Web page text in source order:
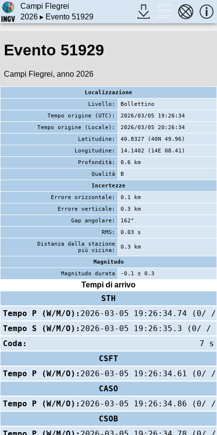
Campi Flegrei
2026▸ Evento 51929
Evento 51929
Campi Flegrei, anno 2026
Localizzazione
Livello:
Bollettino
Tempo origine (UTC):
2026/03/05 19:26:34
Tempo origine (Locale):
2026/03/05 20:26:34
Latitudine:
40.8327 (40N 49.96)
Longitudine:
14.1402 (14E 08.41)
Profondità:
0.6 km
Qualità
B
Incertezze
Errore orizzontale:
0.1 km
Errore verticale:
0.3 km
Gap angolare:
162°
RMS:
0.03 s
Distanza dalla stazione
più vicina:
0.3 km
Magnitudo
Magnitudo durata
-0.1 ± 0.3
Tempi di arrivo
STH
Tempo P (W/M/O): 2026-03-05 19:26:34.74 (0/
Tempo S (W/M/O): 2026-03-05 19:26:35.3 (0/ /
Coda:
7 s
CSFT
Tempo P (W/M/O): 2026-03-05 19:26:34.61 (0/
CASO
Tempo P (W/M/O): 2026-03-05 19:26:34.86 (0/
CSOB